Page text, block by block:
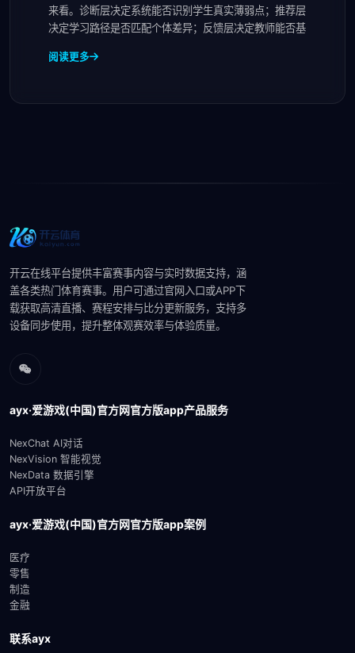
来看。诊断层决定系统能否识别学生真实薄弱点；推荐层
决定学习路径是否匹配个体差异；反馈层决定教师能否基
阅读更多
开云在线平台提供丰富赛事内容与实时数据支持，涵
盖各类热门体育赛事。用户可通过官网入口或APP下
载获取高清直播、赛程安排与比分更新服务，支持多
设备同步使用，提升整体观赛效率与体验质量。
ayx·爱游戏(中国)官方网官方版app产品服务
NexChat AI对话
NexVision 智能视觉
NexData 数据引擎
API开放平台
ayx·爱游戏(中国)官方网官方版app案例
医疗
零售
制造
金融
联系ayx